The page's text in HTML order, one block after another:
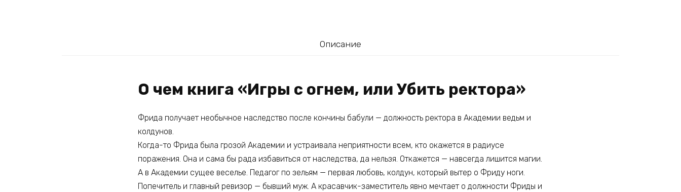
Описание
О чем книга «Игры с огнем, или Убить ректора»
Фрида получает необычное наследство после кончины бабули — должность ректора в Академии ведьм и
колдунов.
Когда-то Фрида была грозой Академии и устраивала неприятности всем, кто окажется в радиусе
поражения. Она и сама бы рада избавиться от наследства, да нельзя. Откажется — навсегда лишится магии.
А в Академии сущее веселье. Педагог по зельям — первая любовь, колдун, который вытер о Фриду ноги.
Попечитель и главный ревизор — бывший муж. А красавчик-заместитель явно мечтает о должности Фриды и